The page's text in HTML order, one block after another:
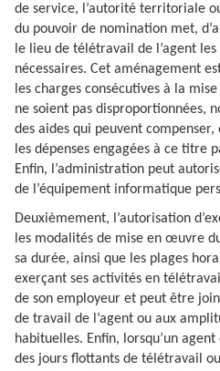
de service, l’autorité territoriale
du pouvoir de nomination met,
le lieu de télétravail de l’agent
nécessaires. Cet aménagement
les charges consécutives à la
ne soient pas disproportionnées,
des aides qui peuvent
les dépenses engagées à ce titre
Enfin, l’administration peut
de l’équipement informatique
Deuxièmement, l’autorisation
les modalités de mise en œuvre
sa durée, ainsi que les plages
exerçant ses activités en
de son employeur et peut être
de travail de l’agent ou aux
habituelles. Enfin, lorsqu’un
des jours flottants de télétravail